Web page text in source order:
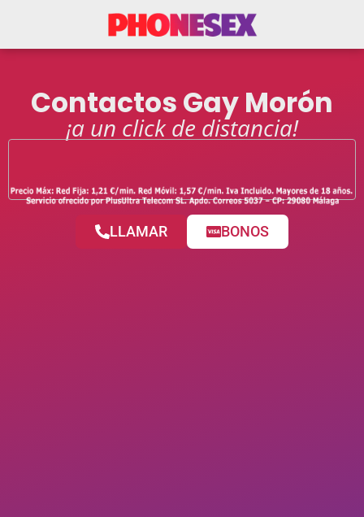
Contactos Gay Morón
¡a un click de distancia!
LLAMAR BONOS